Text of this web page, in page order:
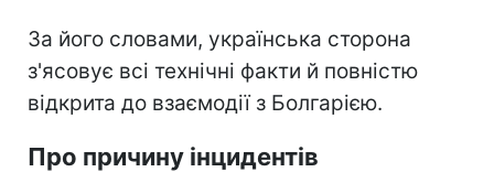
За його словами, українська сторона
з'ясовує всі технічні факти й повністю
відкрита до взаємодії з Болгарією.
Про причину інцидентів